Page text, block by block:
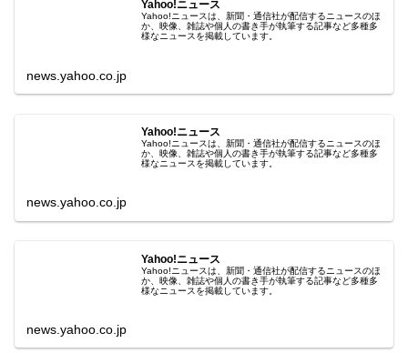
Yahoo!ニュース
Yahoo!ニュースは、新聞・通信社が配信するニュースのほ
か、映像、雑誌や個人の書き手が執筆する記事など多種多
様なニュースを掲載しています。
news.yahoo.co.jp
Yahoo!ニュース
Yahoo!ニュースは、新聞・通信社が配信するニュースのほ
か、映像、雑誌や個人の書き手が執筆する記事など多種多
様なニュースを掲載しています。
news.yahoo.co.jp
Yahoo!ニュース
Yahoo!ニュースは、新聞・通信社が配信するニュースのほ
か、映像、雑誌や個人の書き手が執筆する記事など多種多
様なニュースを掲載しています。
news.yahoo.co.jp